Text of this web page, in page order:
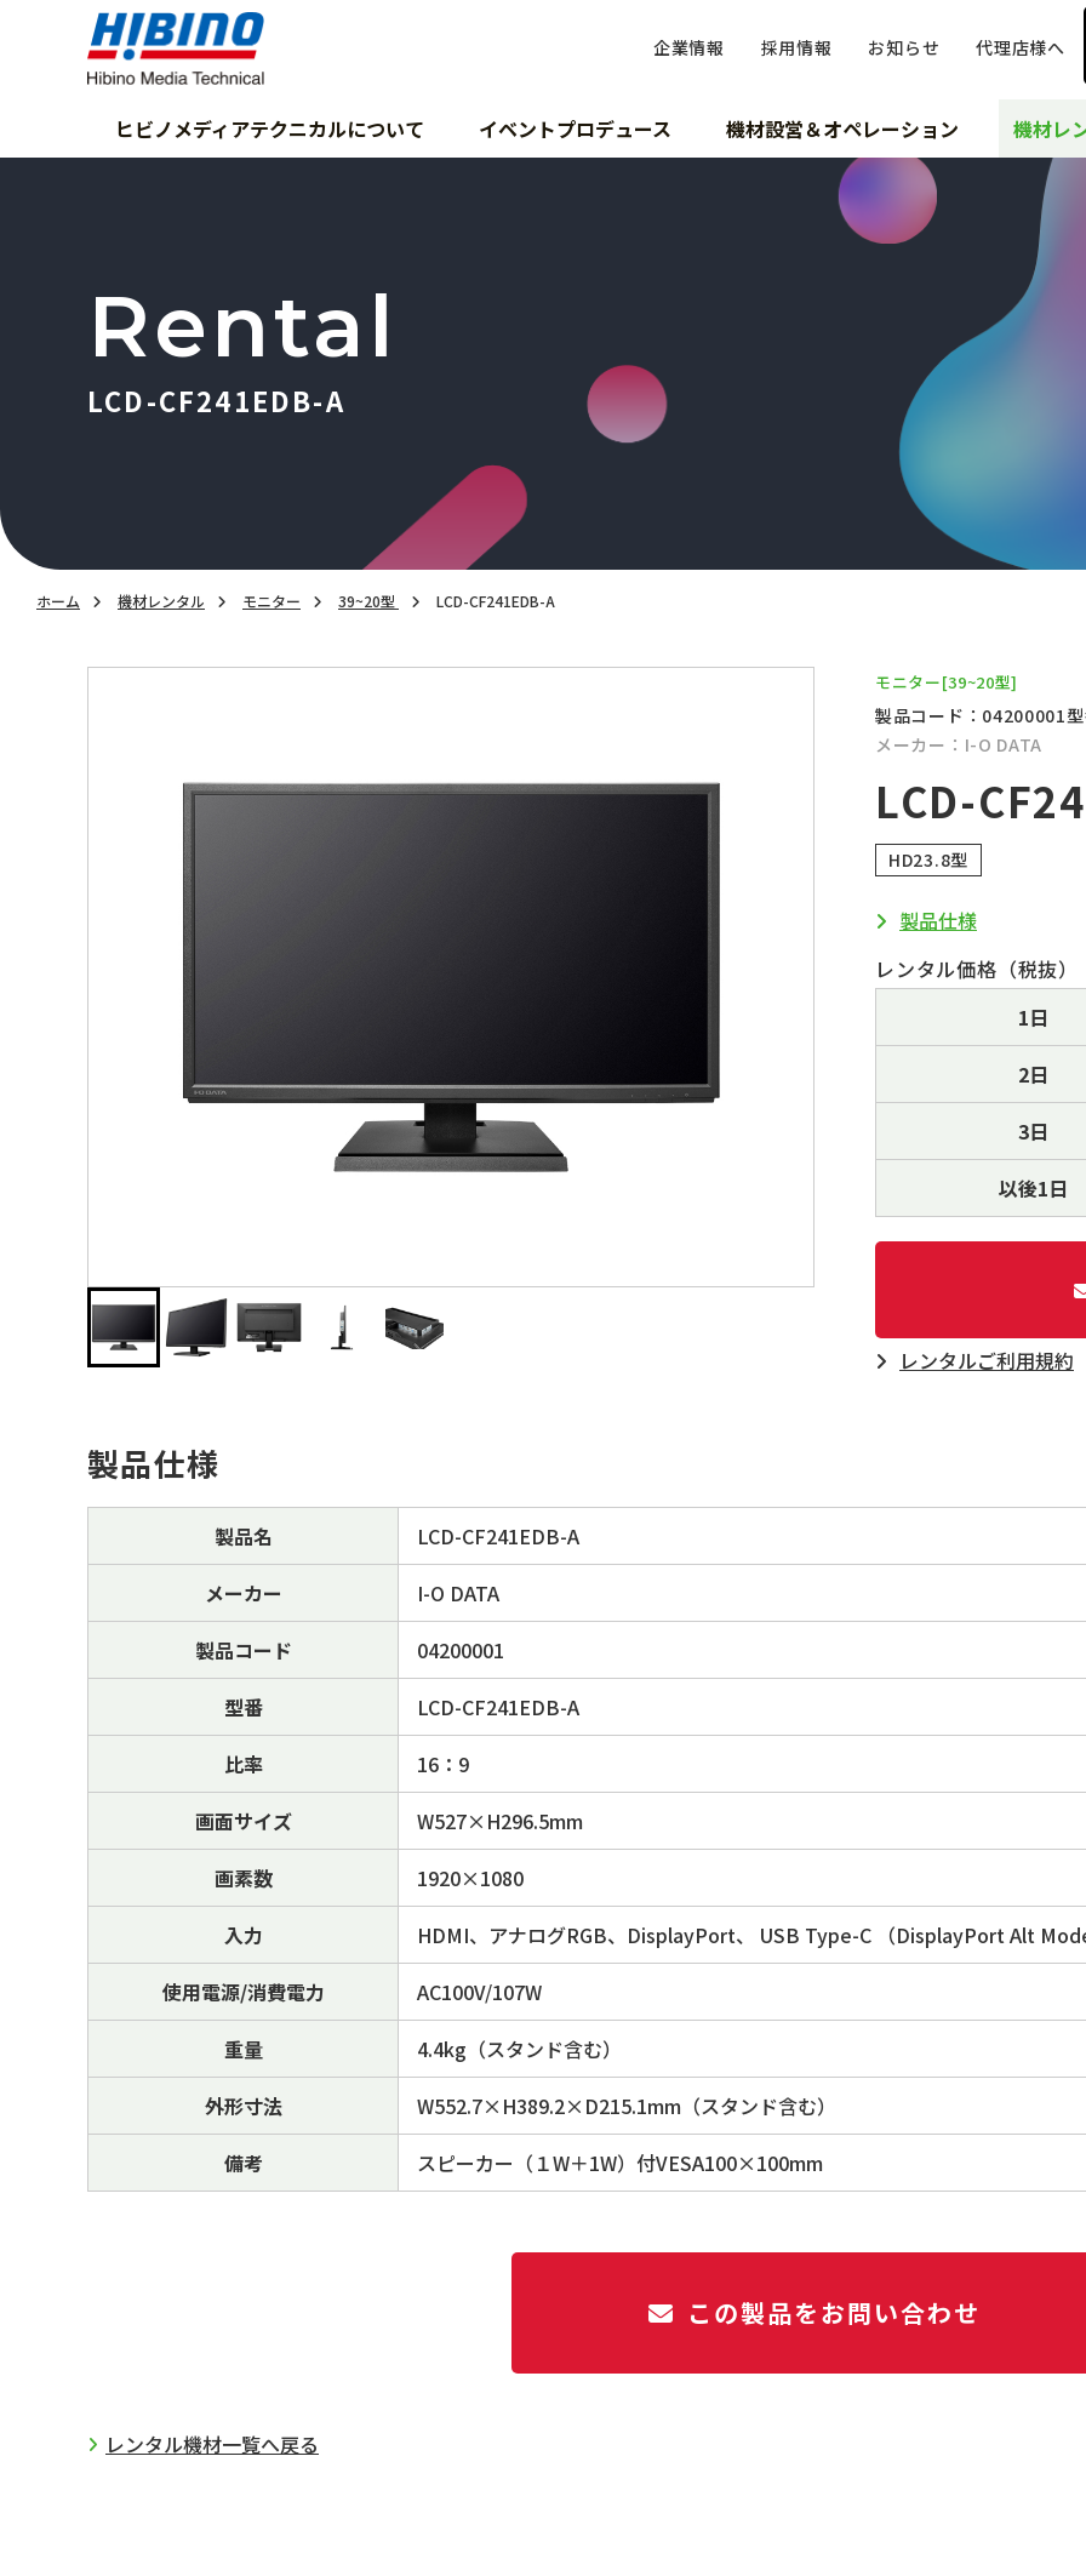
企業情報 採用情報 お知らせ 代理店様へ
ヒビノメディアテクニカルについて イベントプロデュース 機材設営＆オペレーション 機材レ
ホーム 機材レンタル モニター 39~20型 LCD-CF241EDB-A
Rental
LCD-CF241EDB-A
モニター[39~20型]
製品コード：04200001
メーカー：I-O DATA
LCD-
HD23.8型
製品仕様
レンタル価格（税抜）
1日
2日
3日
以後1日
レンタルご利⽤規約
製品仕様
製品名
LCD-CF241EDB-A
メーカー
I-O DATA
製品コード
04200001
型番
LCD-CF241EDB-A
比率
16：9
画面サイズ
W527×H296.5mm
画素数
1920×1080
入力
HDMI、アナログRGB、DisplayPort、 USB Type-C （DisplayPort Alt
使用電源/消費電力
AC100V/107W
重量
4.4kg（スタンド含む）
外形寸法
W552.7×H389.2×D215.1mm（スタンド含む）
備考
スピーカー（１W＋1W）付VESA100×100mm
この製品をお問い合わせ
レンタル機材一覧へ戻る